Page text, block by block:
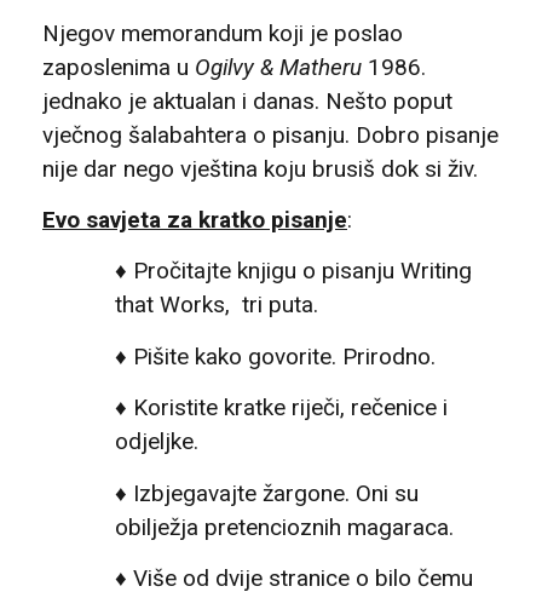
Njegov memorandum koji je poslao
zaposlenima u Ogilvy & Matheru 1986.
jednako je aktualan i danas. Nešto poput
vječnog šalabahtera o pisanju. Dobro pisanje
nije dar nego vještina koju brusiš dok si živ.
Evo savjeta za kratko pisanje:
♦ Pročitajte knjigu o pisanju Writing
that Works, tri puta.
♦ Pišite kako govorite. Prirodno.
♦ Koristite kratke riječi, rečenice i
odjeljke.
♦ Izbjegavajte žargone. Oni su
obilježja pretencioznih magaraca.
♦ Više od dvije stranice o bilo čemu